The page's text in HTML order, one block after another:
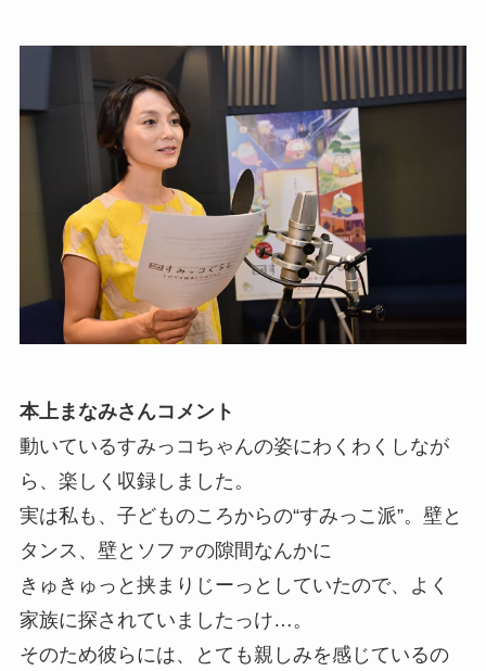
本上まなみさんコメント
動いているすみっコちゃんの姿にわくわくしなが
ら、楽しく収録しました。
実は私も、子どものころからの“すみっこ派”。壁と
タンス、壁とソファの隙間なんかに
きゅきゅっと挟まりじーっとしていたので、よく
家族に探されていましたっけ…。
そのため彼らには、とても親しみを感じているの